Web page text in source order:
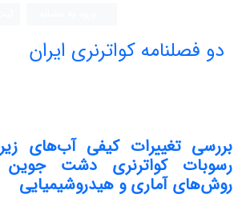
دو فصلنامه کواترنری ایران
بررسی تغییرات کیفی آب‌های
رسوبات کواترنری دشت جوین
روش‌های آماری و هیدروشیمیایی